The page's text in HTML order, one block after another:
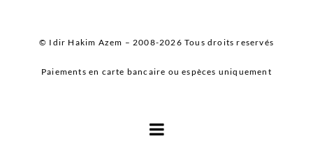
© Idir Hakim Azem – 2008-2026 Tous droits reservés
Paiements en carte bancaire ou espèces uniquement